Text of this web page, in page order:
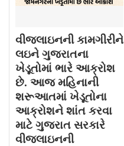
વીજલાઇનની કામગીરીને
લઇને ગુજરાતના
ખેડૂતોમાં ભારે આક્રોશ
છે. આજ મહિનાની
શરૂઆતમાં ખેડૂતોના
આક્રોશને શાંત કરવા
માટે ગુજરાત સરકારે
વીજલાઇનની